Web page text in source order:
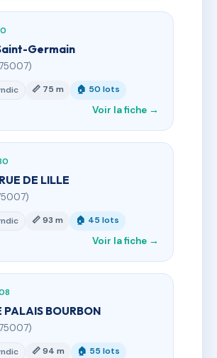
Germain
📏 75 m 🏠 50 lots
Voir la fiche →
DE LILLE
📏 93 m 🏠 45 lots
Voir la fiche →
PALAIS BOURBON
📏 94 m 🏠 55 lots